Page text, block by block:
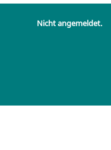
Nicht angemeldet.